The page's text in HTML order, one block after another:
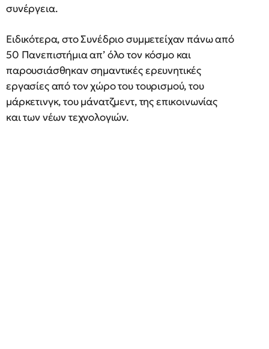
συνέργεια.
Ειδικότερα, στο Συνέδριο συμμετείχαν πάνω από
50 Πανεπιστήμια απ’ όλο τον κόσμο και
παρουσιάσθηκαν σημαντικές ερευνητικές
εργασίες από τον χώρο του τουρισμού, του
μάρκετινγκ, του μάνατζμεντ, της επικοινωνίας
και των νέων τεχνολογιών.